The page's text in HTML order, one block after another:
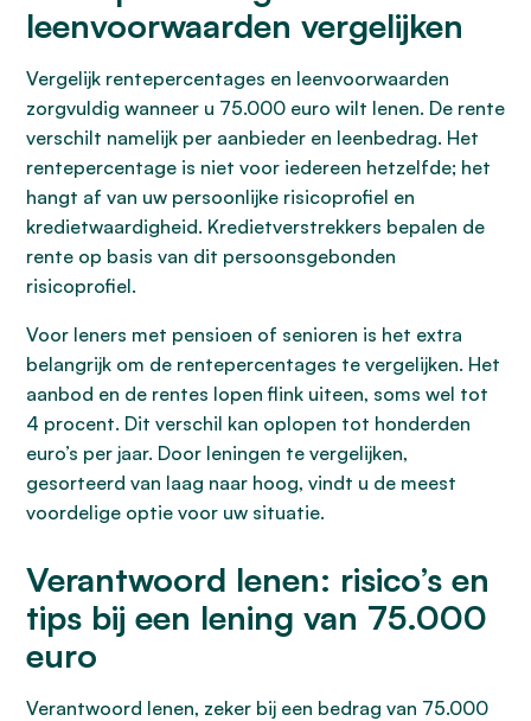
leenvoorwaarden vergelijken
Vergelijk rentepercentages en leenvoorwaarden
zorgvuldig wanneer u 75.000 euro wilt lenen. De rente
verschilt namelijk per aanbieder en leenbedrag. Het
rentepercentage is niet voor iedereen hetzelfde; het
hangt af van uw persoonlijke risicoprofiel en
kredietwaardigheid. Kredietverstrekkers bepalen de
rente op basis van dit persoonsgebonden
risicoprofiel.
Voor leners met pensioen of senioren is het extra
belangrijk om de rentepercentages te vergelijken. Het
aanbod en de rentes lopen flink uiteen, soms wel tot
4 procent. Dit verschil kan oplopen tot honderden
euro’s per jaar. Door leningen te vergelijken,
gesorteerd van laag naar hoog, vindt u de meest
voordelige optie voor uw situatie.
Verantwoord lenen: risico’s en
tips bij een lening van 75.000
euro
Verantwoord lenen, zeker bij een bedrag van 75.000